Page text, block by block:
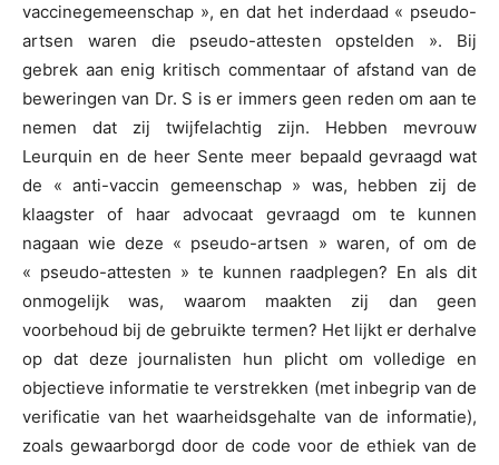
vaccinegemeenschap », en dat het inderdaad « pseudo-
artsen waren die pseudo-attesten opstelden ». Bij
gebrek aan enig kritisch commentaar of afstand van de
beweringen van Dr. S is er immers geen reden om aan te
nemen dat zij twijfelachtig zijn. Hebben mevrouw
Leurquin en de heer Sente meer bepaald gevraagd wat
de « anti-vaccin gemeenschap » was, hebben zij de
klaagster of haar advocaat gevraagd om te kunnen
nagaan wie deze « pseudo-artsen » waren, of om de
« pseudo-attesten » te kunnen raadplegen? En als dit
onmogelijk was, waarom maakten zij dan geen
voorbehoud bij de gebruikte termen? Het lijkt er derhalve
op dat deze journalisten hun plicht om volledige en
objectieve informatie te verstrekken (met inbegrip van de
verificatie van het waarheidsgehalte van de informatie),
zoals gewaarborgd door de code voor de ethiek van de